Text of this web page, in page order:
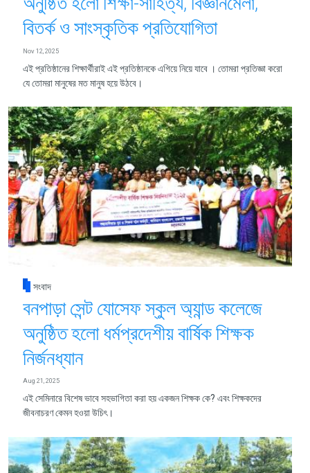
বিতর্ক ও সাংস্কৃতিক প্রতিযোগিতা
Nov 12, 2025
এই প্রতিষ্ঠানের শিক্ষার্থীরাই এই প্রতিষ্ঠানকে এগিয়ে নিয়ে যাবে । তোমরা প্রতিজ্ঞা করো
যে তোমরা মানুষের মত মানুষ হয়ে উঠবে।
সংবাদ
বনপাড়া সেন্ট যোসেফ স্কুল অ্যান্ড কলেজে
অনুষ্ঠিত হলো ধর্মপ্রদেশীয় বার্ষিক শিক্ষক
নির্জনধ্যান
Aug 21, 2025
এই সেমিনারে বিশেষ ভাবে সহভাগিতা করা হয় একজন শিক্ষক কে? এবং শিক্ষকদের
জীবনাচরণ কেমন হওয়া উচিৎ।